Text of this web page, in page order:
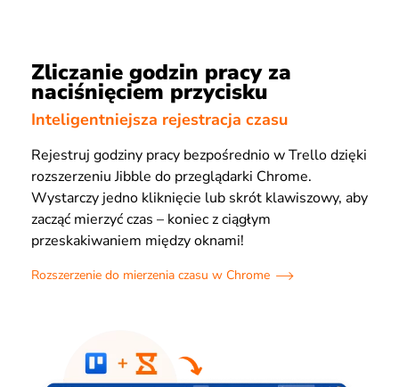
Zliczanie godzin pracy za
naciśnięciem przycisku
Inteligentniejsza rejestracja czasu
Rejestruj godziny pracy bezpośrednio w Trello dzięki
rozszerzeniu Jibble do przeglądarki Chrome.
Wystarczy jedno kliknięcie lub skrót klawiszowy, aby
zacząć mierzyć czas – koniec z ciągłym
przeskakiwaniem między oknami!
Rozszerzenie do mierzenia czasu w Chrome